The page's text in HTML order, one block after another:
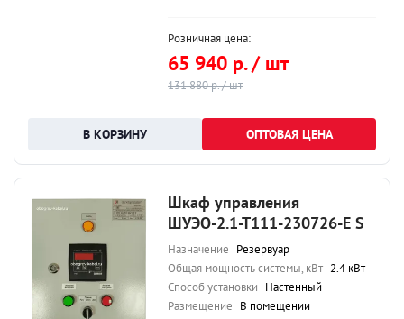
Розничная цена:
65 940 р. / шт
131 880 р. / шт
ОПТОВАЯ ЦЕНА
Шкаф управления
ШУЭО-2.1-Т111-230726-Е S
Назначение Резервуар
Общая мощность системы, кВт 2.4 кВт
Способ установки Настенный
Размещение В помещении